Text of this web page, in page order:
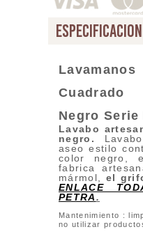
Cuadrado
Negro Serie
Lavabo
negro.
aseo estilo
color negro,
fabrica
mármol, el
ENLACE
PETRA.
Mantenimiento :
no utilizar